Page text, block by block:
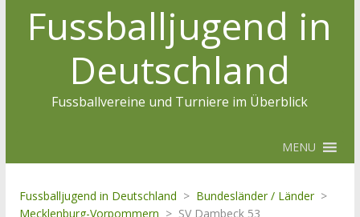
Fussballjugend in
Deutschland
Fussballvereine und Turniere im Überblick
MENU
Fussballjugend in Deutschland > Bundesländer / Länder >
Mecklenburg-Vorpommern > SV Dambeck 53